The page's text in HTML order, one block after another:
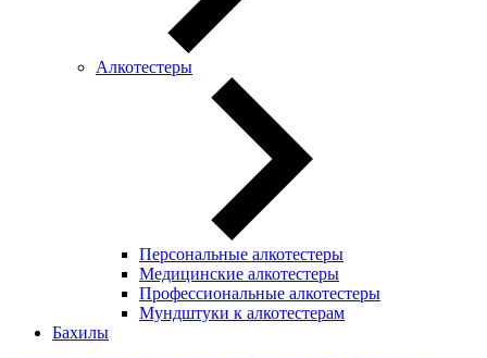
Алкотестеры
Персональные алкотестеры
Медицинские алкотестеры
Профессиональные алкотестеры
Мундштуки к алкотестерам
Бахилы